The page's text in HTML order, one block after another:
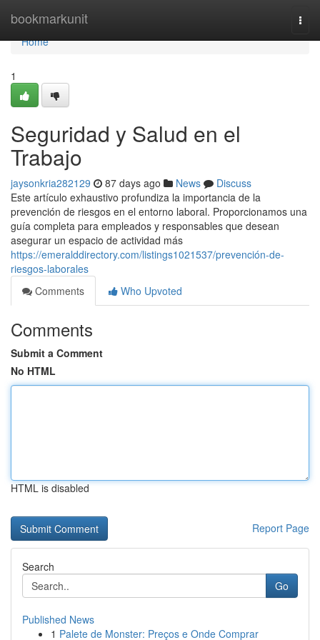
bookmarkunit
Home
Home
1
Seguridad y Salud en el
Trabajo
jaysonkria282129 87 days ago News
Discuss
Este artículo exhaustivo profundiza la importancia de la
prevención de riesgos en el entorno laboral. Proporcionamos una
guía completa para empleados y responsables que desean
asegurar un espacio de actividad más
https://emeralddirectory.com/listings1021537/prevención-de-
riesgos-laborales
Comments
Who Upvoted
Comments
Submit a Comment
No HTML
HTML is disabled
Report Page
Search
Go
Published News
1 Palete de Monster: Preços e Onde Comprar